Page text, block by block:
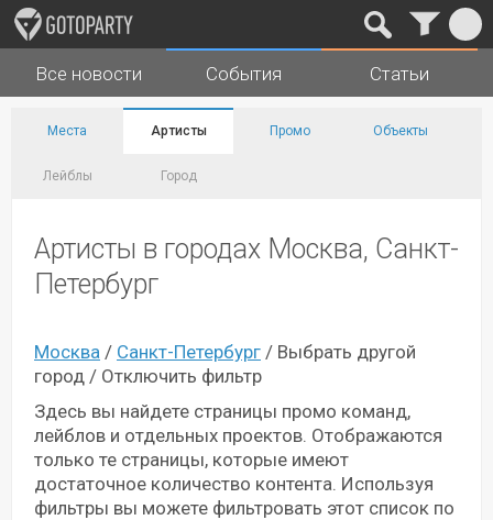
Города Музыка
Все новости События Статьи
Места Артисты Промо Объекты
Лейблы Город
Артисты в городах Москва, Санкт-
Петербург
Москва / Санкт-Петербург / Выбрать другой
город / Отключить фильтр
Здесь вы найдете страницы промо команд,
лейблов и отдельных проектов. Отображаются
только те страницы, которые имеют
достаточное количество контента. Используя
фильтры вы можете фильтровать этот список по